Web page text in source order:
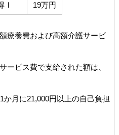
Ⅰ 19万円
療養費および高額介護サービ
ービス費で支給された額は、
月に21,000円以上の自己負担